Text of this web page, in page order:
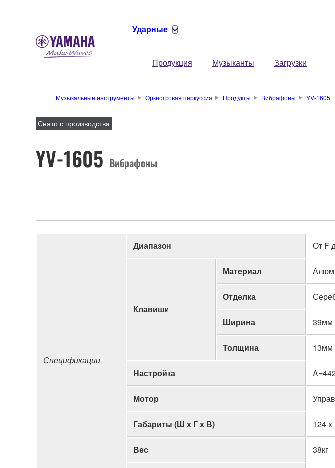
Ударные
Продукция Музыканты Загрузки
Музыкальные инструменты Оркестровая перкуссия Продукты Вибрафоны YV-1605
Снято с производства
YV-1605 Вибрафоны
Спецификации
Диапазон От F
Клавиши
Материал
Отделка
Ширина 39мм
Толщина 13мм
Настройка
Мотор
Габариты (Ш х Г х В) 124 x
Вес 38кг